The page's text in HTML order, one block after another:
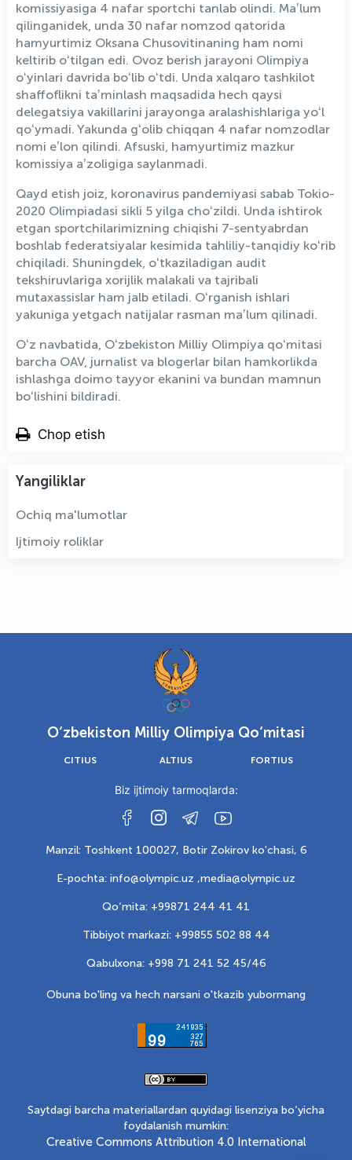
komissiyasiga 4 nafar sportchi tanlab olindi. Maʼlum
qilinganidek, unda 30 nafar nomzod qatorida
hamyurtimiz Oksana Chusovitinaning ham nomi
keltirib oʻtilgan edi. Ovoz berish jarayoni Olimpiya
oʻyinlari davrida boʻlib oʻtdi. Unda xalqaro tashkilot
shaffoflikni taʼminlash maqsadida hech qaysi
delegatsiya vakillarini jarayonga aralashishlariga yoʻl
qoʻymadi. Yakunda gʻolib chiqqan 4 nafar nomzodlar
nomi eʼlon qilindi. Afsuski, hamyurtimiz mazkur
komissiya aʼzoligiga saylanmadi.
Qayd etish joiz, koronavirus pandemiyasi sabab Tokio-
2020 Olimpiadasi sikli 5 yilga choʻzildi. Unda ishtirok
etgan sportchilarimizning chiqishi 7-sentyabrdan
boshlab federatsiyalar kesimida tahliliy-tanqidiy koʻrib
chiqiladi. Shuningdek, oʻtkaziladigan audit
tekshiruvlariga xorijlik malakali va tajribali
mutaxassislar ham jalb etiladi. Oʻrganish ishlari
yakuniga yetgach natijalar rasman maʼlum qilinadi.
Oʻz navbatida, Oʻzbekiston Milliy Olimpiya qoʻmitasi
barcha OAV, jurnalist va blogerlar bilan hamkorlikda
ishlashga doimo tayyor ekanini va bundan mamnun
boʻlishini bildiradi.
Chop etish
Yangiliklar
Ochiq ma'lumotlar
Ijtimoiy roliklar
O‘zbekiston Milliy Olimpiya Qo‘mitasi
CITIUS ALTIUS FORTIUS
Biz ijtimoiy tarmoqlarda:
Manzil: Toshkent 100027, Botir Zokirov ko'chasi, 6
E-pochta: info@olympic.uz ,media@olympic.uz
Qo‘mita: +99871 244 41 41
Tibbiyot markazi: +99855 502 88 44
Qabulxona: +998 71 241 52 45/46
Obuna bo'ling va hech narsani o'tkazib yubormang
Saytdagi barcha materiallardan quyidagi lisenziya bo‘yicha
foydalanish mumkin:
Creative Commons Attribution 4.0 International